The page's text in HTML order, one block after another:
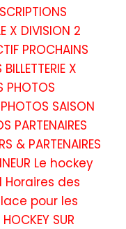
X DIVISION 2
PROCHAINS
X
PHOTOS
SAISON
PARTENAIRES
& PARTENAIRES
Le hockey
des
pour les
SUR